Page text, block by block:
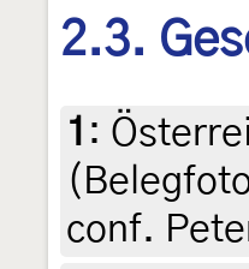
2.3.
1 :
conf.